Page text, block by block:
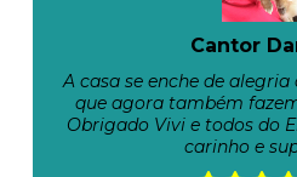
Cantor
A casa se enche de
que agora também
Obrigado Vivi e todos do
carinho e